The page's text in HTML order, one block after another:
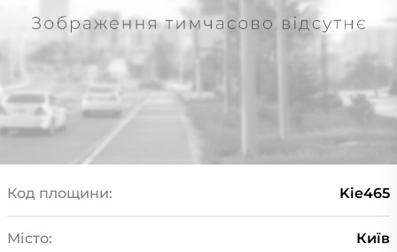
Код площини: Kie465
Місто: Київ